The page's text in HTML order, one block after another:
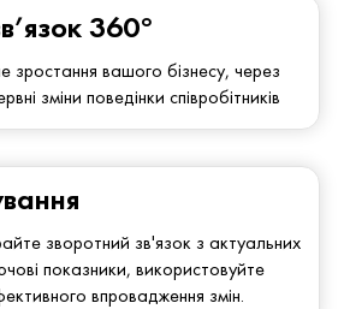
360°
зростання вашого бізнесу, через
зміни поведінки співробітників
зворотний зв'язок з актуальних
показники, використовуйте
впровадження змін.